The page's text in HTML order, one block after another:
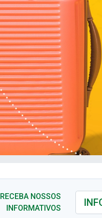
RECEBA NOSSOS
INFORMATIVOS